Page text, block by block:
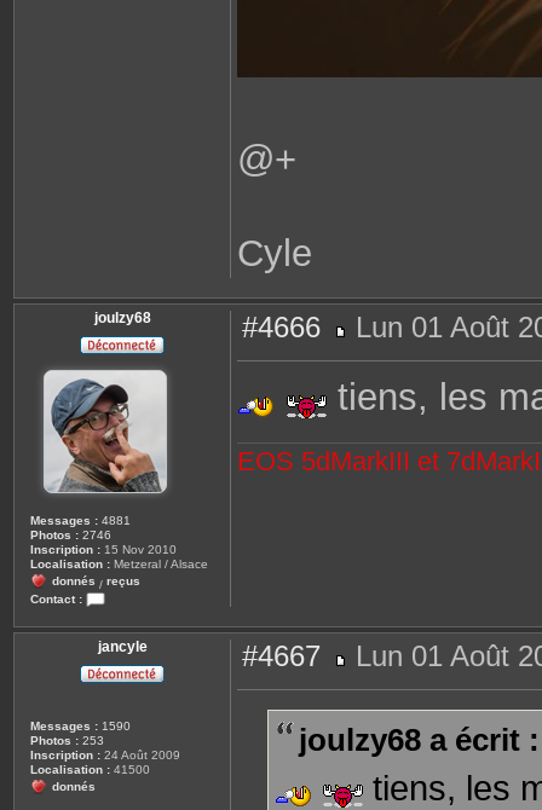
@+
Cyle
joulzy68
Messages : 4881
Photos : 2746
Inscription : 15 Nov 2010
Localisation : Metzeral / Alsace
donnés / reçus
Contact :
o
n
a
c
r
o
u
#4666
e
s
Lun 01 Août
tiens, les
EOS 5dMarkIII et
jancyle
Messages : 1590
Photos : 253
Inscription : 24 Août 2009
Localisation : 41500
donnés
#4667
e
a
Lun 01 Août
joulzy68 a écrit :
tiens, les